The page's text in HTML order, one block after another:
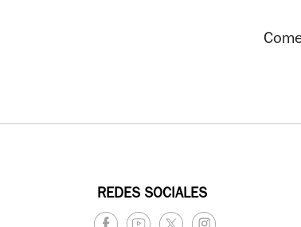
REDES SOCIALES